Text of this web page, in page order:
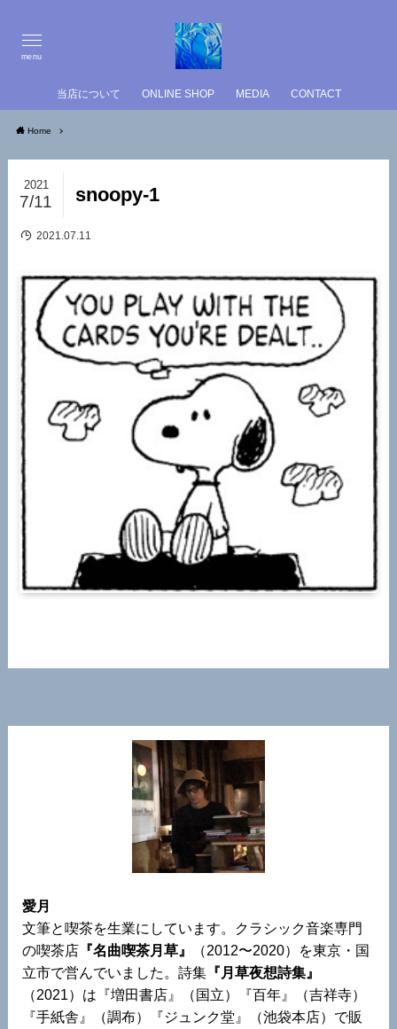
menu
当店について ONLINE SHOP MEDIA CONTACT
Home
snoopy-1
2021
7/11
2021.07.11
愛月
文筆と喫茶を生業にしています。クラシック音楽専門
の喫茶店『名曲喫茶月草』
（2012〜2020）を東京・国
立市で営んでいました。詩集『月草夜想詩集』
（2021）は『増田書店』（国立）『百年』（吉祥寺）
『手紙舎』（調布）『ジュンク堂』（池袋本店）で販